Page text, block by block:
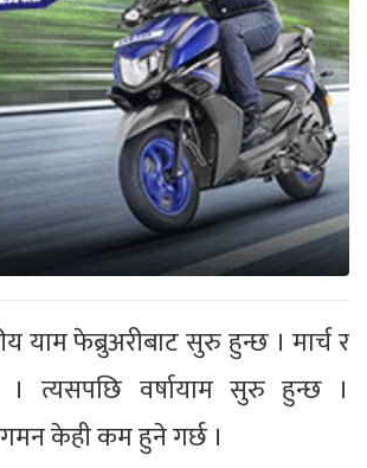
याम फेब्रुअरीबाट सुरु हुन्छ । मार्च र
। त्यसपछि वर्षायाम सुरु हुन्छ ।
केही कम हुने गर्छ ।